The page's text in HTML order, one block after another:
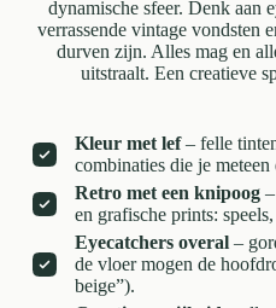
dynamische sfeer. Denk aan
verrassende vintage vondsten
durven zijn. Alles mag en
uitstraalt. Een creatieve
Kleur met lef– felle
combinaties die je meteen
Retro met een knipoog–
en grafische prints:
Eyecatchers overal–
de vloer mogen de
beige”).